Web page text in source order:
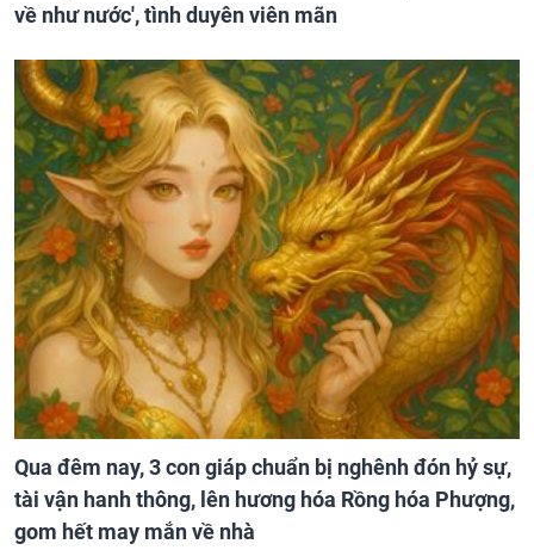
về như nước', tình duyên viên mãn
Qua đêm nay, 3 con giáp chuẩn bị nghênh đón hỷ sự,
tài vận hanh thông, lên hương hóa Rồng hóa Phượng,
gom hết may mắn về nhà